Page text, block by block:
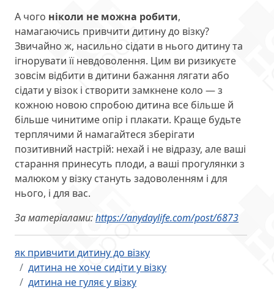
А чого ніколи не можна робити,
намагаючись привчити дитину до візку?
Звичайно ж, насильно сідати в нього дитину та
ігнорувати її невдоволення. Цим ви ризикуєте
зовсім відбити в дитини бажання лягати або
сідати у візок і створити замкнене коло — з
кожною новою спробою дитина все більше й
більше чинитиме опір і плакати. Краще будьте
терплячими й намагайтеся зберігати
позитивний настрій: нехай і не відразу, але ваші
старання принесуть плоди, а ваші прогулянки з
малюком у візку стануть задоволенням і для
нього, і для вас.
За матеріалами:https://anydaylife.com/post/6873
як привчити дитину до візку
дитина не хоче сидіти у візку
дитина не гуляє у візку